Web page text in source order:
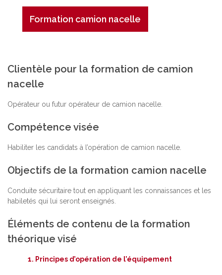
Formation camion nacelle
Clientèle pour la formation de camion
nacelle
Opérateur ou futur opérateur de camion nacelle.
Compétence visée
Habiliter les candidats à l’opération de camion nacelle.
Objectifs de la formation camion nacelle
Conduite sécuritaire tout en appliquant les connaissances et les
habiletés qui lui seront enseignés.
Éléments de contenu de la formation
théorique visé
Principes d’opération de l’équipement